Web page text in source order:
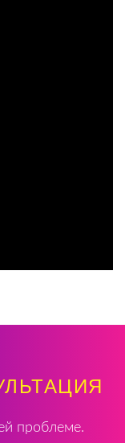
проблеме.